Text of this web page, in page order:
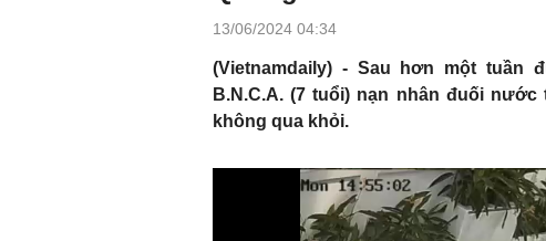
13/06/2024 04:34
(Vietnamdaily) - Sau hơn một tuần
B.N.C.A. (7 tuổi) nạn nhân đuối
không qua khỏi.